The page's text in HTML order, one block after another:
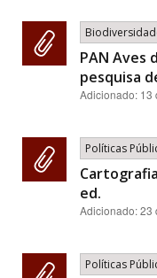
PAN Aves
pesquisa
Adicionado: 13
Políticas
ed.
Adicionado:23
Políticas